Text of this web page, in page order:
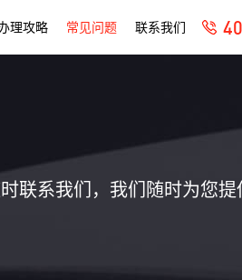
理攻略 常见问题 联系我们
联系我们，我们随时为您提